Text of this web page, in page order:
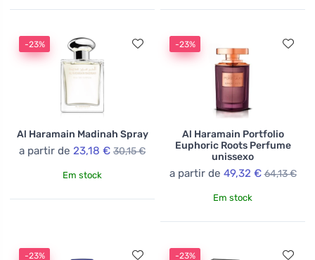
-23%
Al Haramain Madinah Spray
a partir de 23,18 € 30,15 €
Em stock
-23%
Al Haramain Portfolio
Euphoric Roots Perfume
unissexo
a partir de 49,32 € 64,13 €
Em stock
-23% -23%